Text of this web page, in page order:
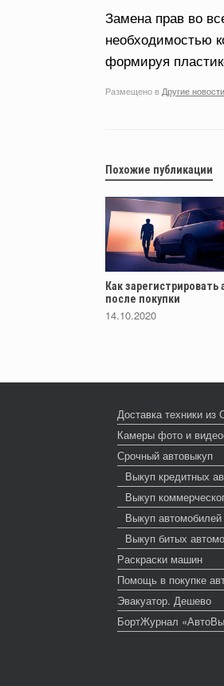
Замена прав во
необходимостью
формируя
Размещено в Другие новости
Похожие публикации
Как
после покупки
14.10.2020
Доставка техники
Камеры фото и
Срочный автовыкуп
Выкуп кредитных
Выкуп
Выкуп
Выкуп битых
Раскраски машин
Помощь в покупке
Эвакуатор. Дешево
БортЖурнал